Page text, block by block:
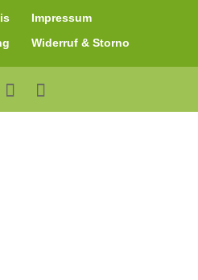
Impressum
Widerruf & Storno